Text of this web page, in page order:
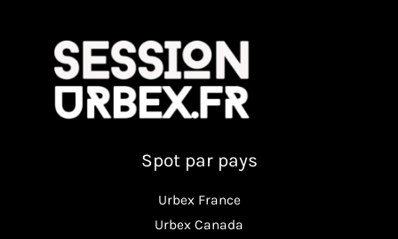
Spot par pays
Urbex France
Urbex Canada